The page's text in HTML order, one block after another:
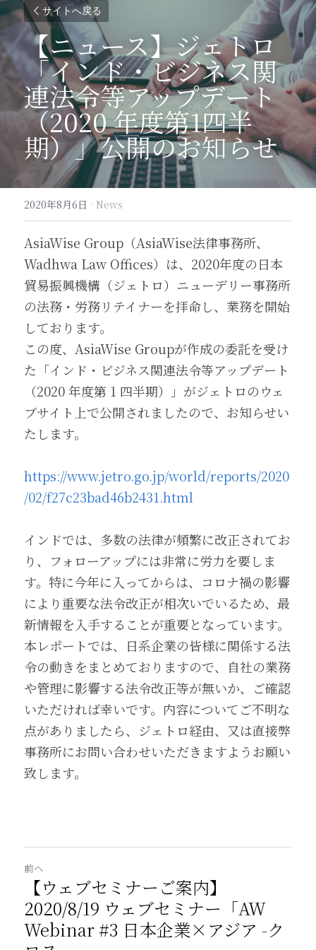
サイトへ戻る
【ニュース】ジェトロ
「インド・ビジネス関
連法令等アップデート
（2020 年度第1四半
期）」公開のお知らせ
2020年8月6日 · News
AsiaWise Group（AsiaWise法律事務所、
Wadhwa Law Offices）は、2020年度の日本
貿易振興機構（ジェトロ）ニューデリー事務所
の法務・労務リテイナーを拝命し、業務を開始
しております。
この度、AsiaWise Groupが作成の委託を受け
た「インド・ビジネス関連法令等アップデート
（2020 年度第 1 四半期）」がジェトロのウェ
ブサイト上で公開されましたので、お知らせい
たします。
https://www.jetro.go.jp/world/reports/2020
/02/f27c23bad46b2431.html
インドでは、多数の法律が頻繁に改正されてお
り、フォローアップには非常に労力を要しま
す。特に今年に入ってからは、コロナ禍の影響
により重要な法令改正が相次いでいるため、最
新情報を入手することが重要となっています。
本レポートでは、日系企業の皆様に関係する法
令の動きをまとめておりますので、自社の業務
や管理に影響する法令改正等が無いか、ご確認
いただければ幸いです。内容についてご不明な
点がありましたら、ジェトロ経由、又は直接弊
事務所にお問い合わせいただきますようお願い
致します。
前へ
【ウェブセミナーご案内】
2020/8/19 ウェブセミナー「AW
Webinar #3 日本企業×アジア -ク